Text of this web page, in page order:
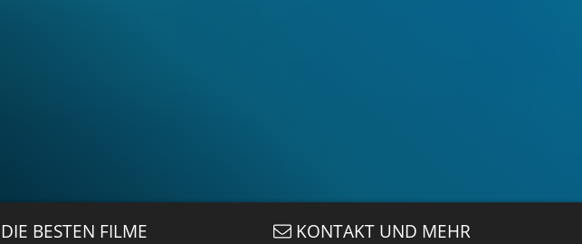
DIE BESTEN FILME KONTAKT UND MEHR